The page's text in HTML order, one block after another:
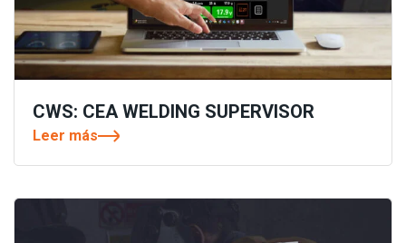
CWS: CEA WELDING SUPERVISOR
Leer más